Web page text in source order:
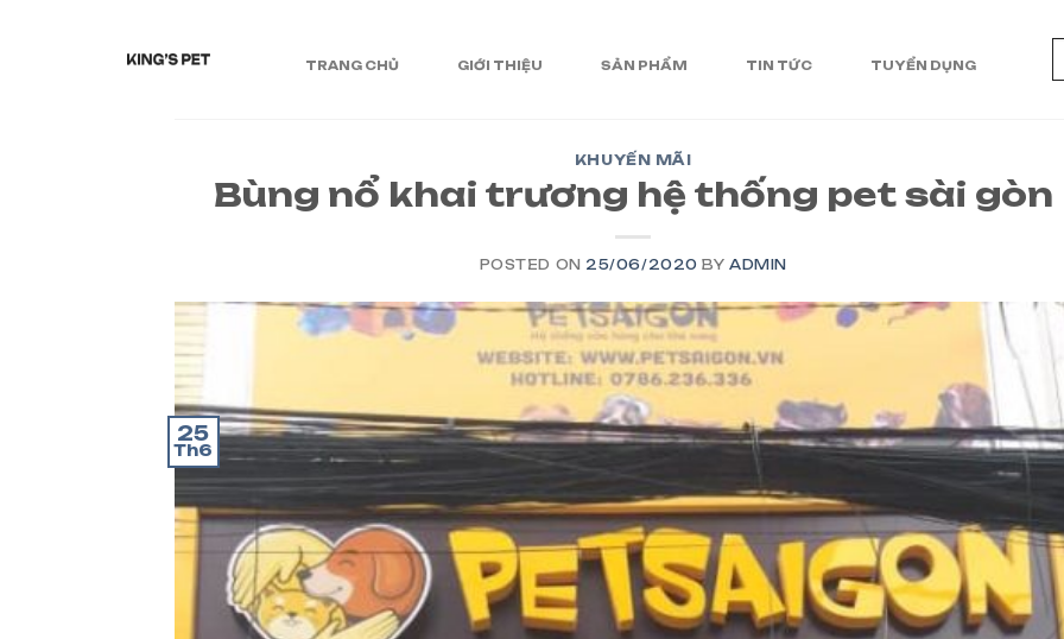
TRANG CHỦ GIỚI THIỆU SẢN PHẨM TIN TỨC TUYỂN DỤNG
KHUYẾN MÃI
Bùng nổ khai trương hệ thống pet sài gòn
POSTED ON 25/06/2020 BYADMIN
25
Th6